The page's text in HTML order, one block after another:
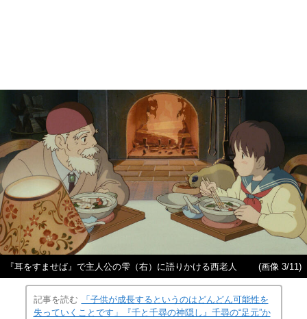
『耳をすませば』で主人公の雫（右）に語りかける西老人 (画像 3/11)
記事を読む
「子供が成長するというのはどんどん可能性を
失っていくことです」『千と千尋の神隠し』千尋の“足元”か